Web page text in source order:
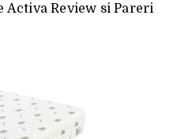
Activa Review si Pareri